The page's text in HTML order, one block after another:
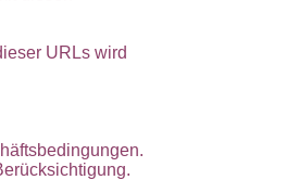
URLs wird